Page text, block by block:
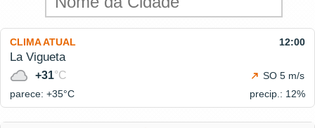
CLIMA ATUAL 12:00
La Vigueta
+31°C
SO 5 m/s
parece: +35°C precip.: 12%